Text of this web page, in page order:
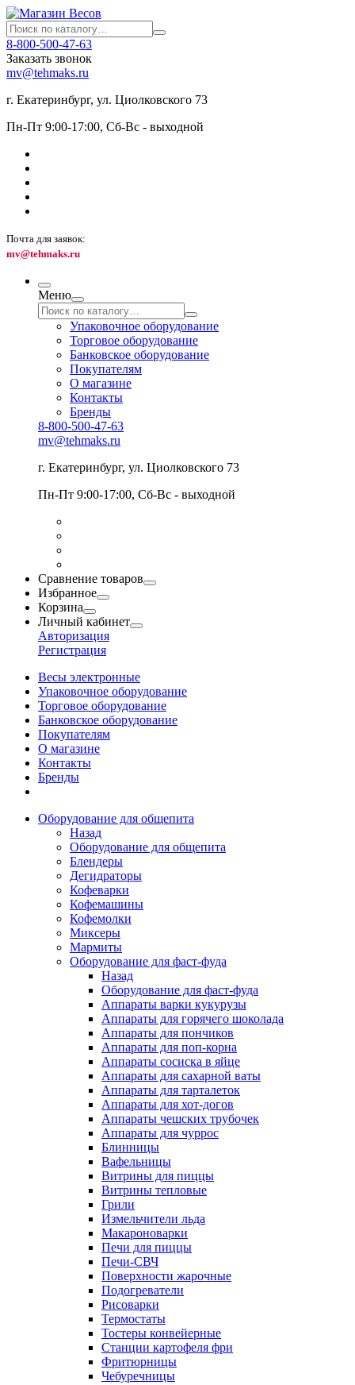
8-800-500-47-63
Заказать звонок
mv@tehmaks.ru
г. Екатеринбург, ул. Циолковского 73
Пн-Пт 9:00-17:00, Сб-Вс - выходной
Почта для заявок:
mv@tehmaks.ru
Меню
Упаковочное оборудование
Торговое оборудование
Банковское оборудование
Покупателям
О магазине
Контакты
Бренды
8-800-500-47-63
mv@tehmaks.ru
г. Екатеринбург, ул. Циолковского 73
Пн-Пт 9:00-17:00, Сб-Вс - выходной
Сравнение товаров
Избранное
Корзина
Личный кабинет
Авторизация
Регистрация
Весы электронные
Упаковочное оборудование
Торговое оборудование
Банковское оборудование
Покупателям
О магазине
Контакты
Бренды
Оборудование для общепита
Назад
Оборудование для общепита
Блендеры
Дегидраторы
Кофеварки
Кофемашины
Кофемолки
Миксеры
Мармиты
Оборудование для фаст-фуда
Назад
Оборудование для фаст-фуда
Аппараты варки кукурузы
Аппараты для горячего шоколада
Аппараты для пончиков
Аппараты для поп-корна
Аппараты сосиска в яйце
Аппараты для сахарной ваты
Аппараты для тарталеток
Аппараты для хот-догов
Аппараты чешских трубочек
Аппараты для чуррос
Блинницы
Вафельницы
Витрины для пиццы
Витрины тепловые
Грили
Измельчители льда
Макароноварки
Печи для пиццы
Печи-СВЧ
Поверхности жарочные
Подогреватели
Рисоварки
Термостаты
Тостеры конвейерные
Станции картофеля фри
Фритюрницы
Чебуречницы